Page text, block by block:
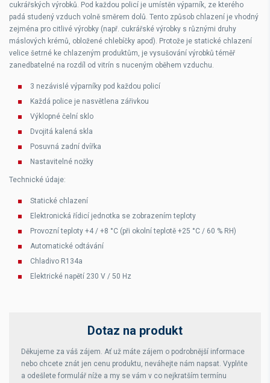
cukrářských výrobků. Pod každou policí je umístěn výparník, ze kterého
padá studený vzduch volně směrem dolů. Tento způsob chlazení je vhodný
zejména pro citlivé výrobky (např. cukrářské výrobky s různými druhy
máslových krémů, obložené chlebíčky apod). Protože je statické chlazení
velice šetrné ke chlazeným produktům, je vysušování výrobků téměř
zanedbatelné na rozdíl od vitrín s nuceným oběhem vzduchu.
3 nezávislé výparníky pod každou policí
Každá police je nasvětlena zářivkou
Výklopné čelní sklo
Dvojitá kalená skla
Posuvná zadní dvířka
Nastavitelné nožky
Technické údaje:
Statické chlazení
Elektronická řídicí jednotka se zobrazením teploty
Provozní teploty +4 / +8 °C (při okolní teplotě +25 °C / 60 % RH)
Automatické odtávání
Chladivo R134a
Elektrické napětí 230 V / 50 Hz
Dotaz na produkt
Děkujeme za váš zájem. Ať už máte zájem o podrobnější informace
nebo chcete znát jen cenu produktu, neváhejte nám napsat. Vyplňte
a odešlete formulář níže a my se vám v co nejkratším termínu